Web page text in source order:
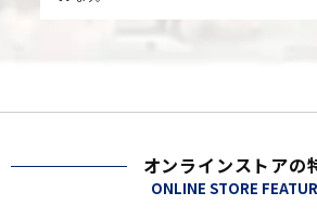
オンラインストアの
ONLINE STORE